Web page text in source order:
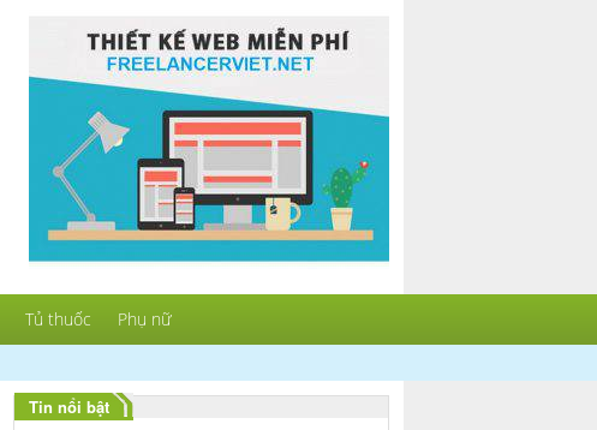
Tủ thuốc Phụ nữ
Tin nổi bật